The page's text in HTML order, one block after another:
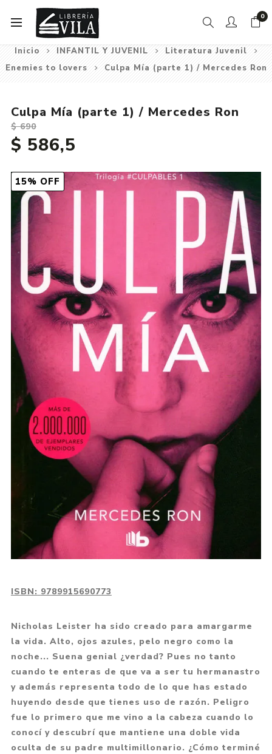
0
Inicio INFANTIL Y JUVENIL
Literatura Juvenil
Enemies to lovers
Culpa Mía (parte 1) / Mercedes Ron
15% OFF
Culpa Mía (parte 1) / Mercedes Ron
$ 690
$ 586,5
ISBN: 9789915690773
Nicholas Leister ha sido creado para amargarme
la vida. Alto, ojos azules, pelo negro como la
noche... Suena genial ¿verdad? Pues no tanto
cuando te enteras de que va a ser tu hermanastro
y además representa todo de lo que has estado
huyendo desde que tienes uso de razón. Peligro
fue lo primero que me vino a la cabeza cuando lo
conocí y descubrí que mantiene una doble vida
oculta de su padre multimillonario. ¿Cómo terminé